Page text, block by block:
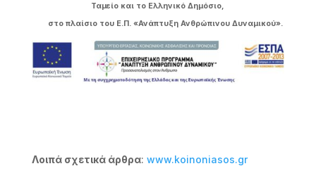
Ταμείο και το Ελληνικό Δημόσιο,
στο πλαίσιο του Ε.Π. «Ανάπτυξη Ανθρώπινου Δυναμικού».
Λοιπά σχετικά άρθρα: www.koinoniasos.gr